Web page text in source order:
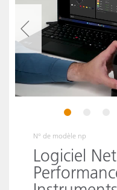
1
N° de modèle np
Logiciel